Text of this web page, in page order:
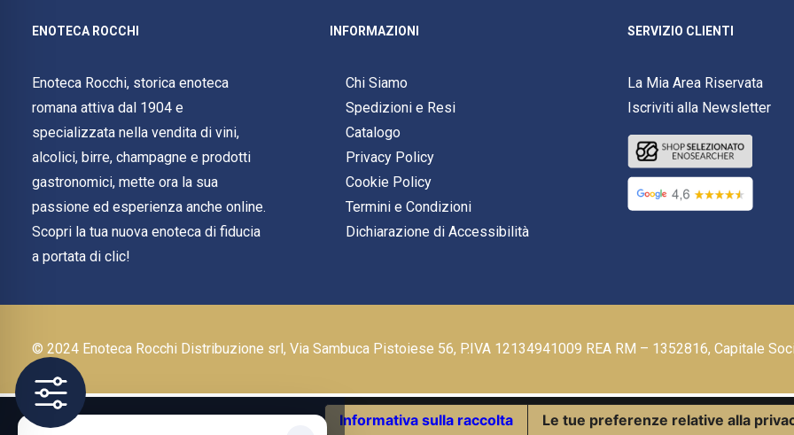
ENOTECA ROCCHI
Enoteca Rocchi, storica enoteca
romana attiva dal 1904 e
specializzata nella vendita di vini,
alcolici, birre, champagne e prodotti
gastronomici, mette ora la sua
passione ed esperienza anche online.
Scopri la tua nuova enoteca di fiducia
a portata di clic!
INFORMAZIONI
Chi Siamo
Spedizioni e Resi
Catalogo
Privacy Policy
Cookie Policy
Termini e Condizioni
Dichiarazione di Accessibilità
SERVIZIO CLIENTI
La Mia Area Riservata
Iscriviti alla Newsletter
© 2024 Enoteca Rocchi Distribuzione srl, Via Sambuca Pistoiese 56, P.IVA 12134941009 REA RM – 1352816, Capitale
Informativa sulla raccolta Le tue preferenze relative alla